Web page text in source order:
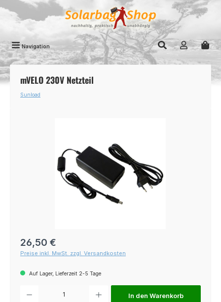
Zum Hauptinhalt springen
Navigation
mVELO 230V Netzteil
Sunload
Regulärer Preis:
26,50 €
Preise inkl. MwSt. zzgl. Versandkosten
Auf Lager, Lieferzeit 2-5 Tage
Produkt Anzahl: Gib den gewünschten Wert ein oder benutze die
In den Warenkorb